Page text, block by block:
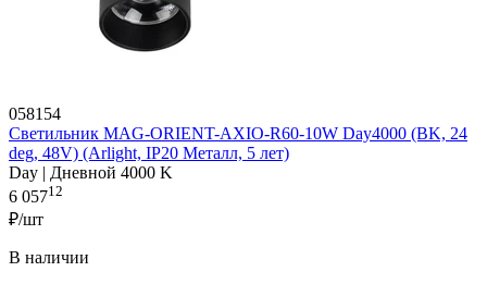
058154
Светильник MAG-ORIENT-AXIO-R60-10W Day4000 (BK, 24
deg, 48V) (Arlight, IP20 Металл, 5 лет)
Day | Дневной 4000 K
6 05712
₽/шт
В наличии